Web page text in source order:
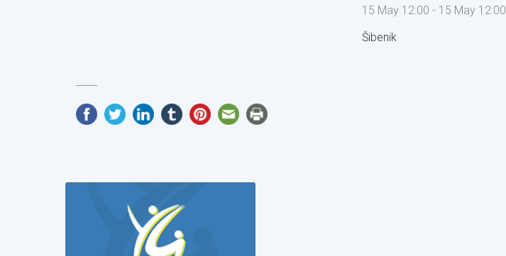
15 May 12:00 - 15 May 12:00
Šibenik